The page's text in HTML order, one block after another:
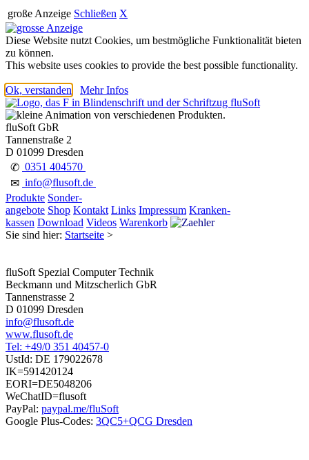
große Anzeige Schließen X
Diese Website nutzt Cookies, um bestmögliche Funktionalität bieten
zu können.
This website uses cookies to provide the best possible functionality.
Ok, verstanden Mehr Infos
fluSoft GbR
Tannenstraße 2
D 01099 Dresden
✆ 0351 404570
✉ info@flusoft.de
Produkte Sonder-
angebote Shop Kontakt Links Impressum Kranken-
kassen Download Videos Warenkorb
Sie sind hier: Startseite >
fluSoft Spezial Computer Technik
Beckmann und Mitzscherlich GbR
Tannenstrasse 2
D 01099 Dresden
info@flusoft.de
www.flusoft.de
Tel: +49/0 351 40457-0
UstId: DE 179022678
IK=591420124
EORI=DE5048206
WeChatID=flusoft
PayPal: paypal.me/fluSoft
Google Plus-Codes: 3QC5+QCG Dresden